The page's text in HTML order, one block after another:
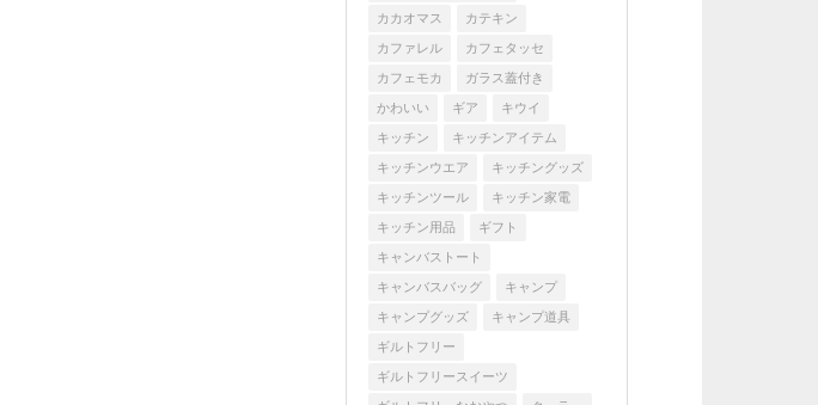
カカオマス カテキン
カファレル カフェタッセ
カフェモカ ガラス蓋付き
かわいい ギア キウイ
キッチン キッチンアイテム
キッチンウエア キッチングッズ
キッチンツール キッチン家電
キッチン用品 ギフト
キャンバストート
キャンバスバッグ キャンプ
キャンプグッズ キャンプ道具
ギルトフリー
ギルトフリースイーツ